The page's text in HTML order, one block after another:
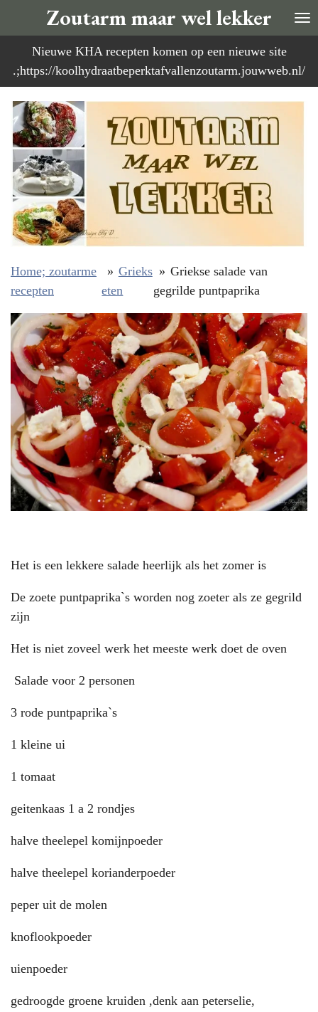
direct
naar
de
Zoutarm maar wel lekker
Nieuwe KHA recepten komen op een nieuwe site
.;https://koolhydraatbeperktafvallenzoutarm.jouwweb.nl/
Home; zoutarme
recepten
» Grieks
eten
» Griekse salade van
gegrilde puntpaprika
Het is een lekkere salade heerlijk als het zomer is
De zoete puntpaprika`s worden nog zoeter als ze gegrild
zijn
Het is niet zoveel werk het meeste werk doet de oven
Salade voor 2 personen
3 rode puntpaprika`s
1 kleine ui
1 tomaat
geitenkaas 1 a 2 rondjes
halve theelepel komijnpoeder
halve theelepel korianderpoeder
peper uit de molen
knoflookpoeder
uienpoeder
gedroogde groene kruiden ,denk aan peterselie,